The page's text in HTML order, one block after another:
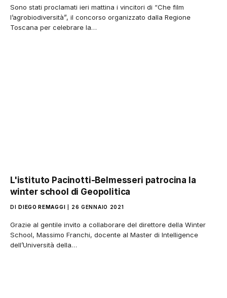
Sono stati proclamati ieri mattina i vincitori di “Che film
l’agrobiodiversità”, il concorso organizzato dalla Regione
Toscana per celebrare la…
L'istituto Pacinotti-Belmesseri patrocina la
winter school di Geopolitica
DI DIEGO REMAGGI 26 GENNAIO 2021
Grazie al gentile invito a collaborare del direttore della Winter
School, Massimo Franchi, docente al Master di Intelligence
dell’Università della…